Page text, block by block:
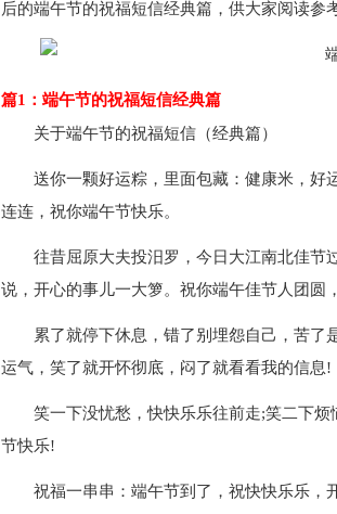
后的端午节的祝福短信经典篇，供大家阅读参
篇1：端午节的祝福短信经典篇
关于端午节的祝福短信（经典篇）
送你一颗好运粽，里面包藏：健康米，好
连连，祝你端午节快乐。
往昔屈原大夫投汨罗，今日大江南北佳节
说，开心的事儿一大箩。祝你端午佳节人团圆
累了就停下休息，错了别埋怨自己，苦
运气，笑了就开怀彻底，闷了就看看我的信息!
笑一下没忧愁，快快乐乐往前走;笑二下
节快乐!
祝福一串串：端午节到了，祝快快乐乐，